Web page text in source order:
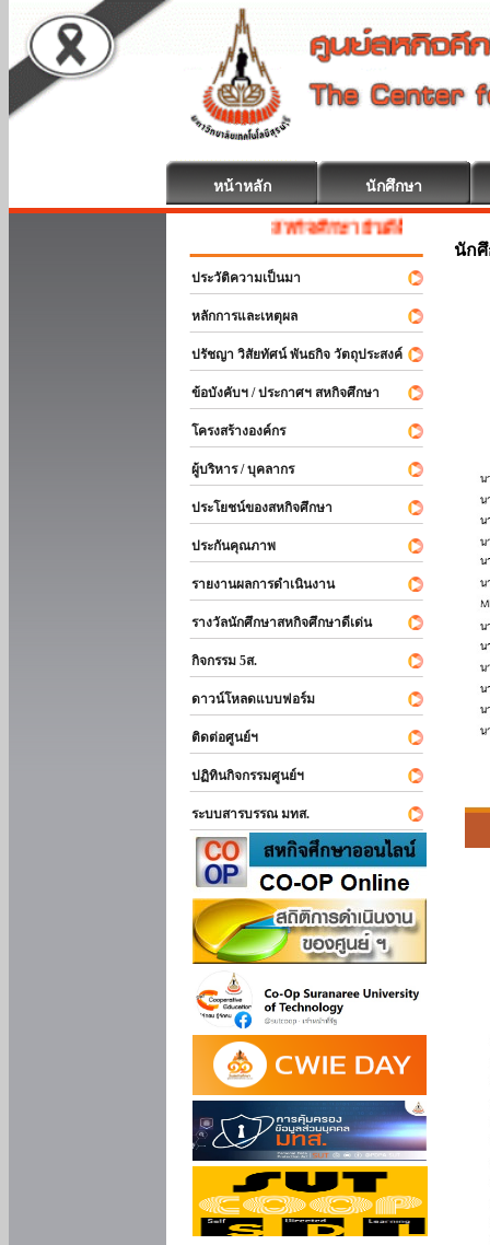
หน้าหลัก นักศึกษา
สหกิจศึกษา ยินดีต้อนรับ
ประวัติความเป็นมา
หลักการและเหตุผล
ปรัชญา วิสัยทัศน์ พันธกิจ วัตถุประสงค์
ข้อบังคับฯ / ประกาศฯ สหกิจศึกษา
โครงสร้างองค์กร
ผู้บริหาร / บุคลากร
ประโยชน์ของสหกิจศึกษา
ประกันคุณภาพ
รายงานผลการดำเนินงาน
รางวัลนักศึกษาสหกิจศึกษาดีเด่น
กิจกรรม 5ส.
ดาวน์โหลดแบบฟอร์ม
ติดต่อศูนย์ฯ
ปฏิทินกิจกรรมศูนย์ฯ
ระบบสารบรรณ มทส.
นัก